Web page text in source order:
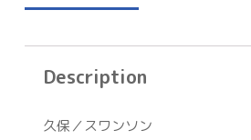
Description
久保／スワンソン